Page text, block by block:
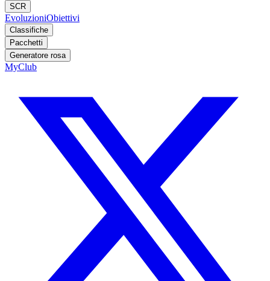
SCR
EvoluzioniObiettivi
Classifiche
Pacchetti
Generatore rosa
MyClub